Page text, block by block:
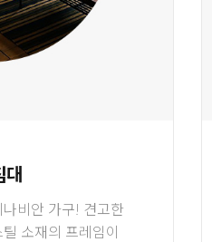
비안 가구! 견고한
소재의 프레임이